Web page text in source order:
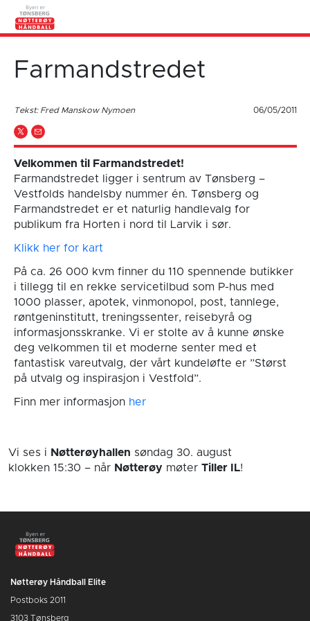
Farmandstredet
Tekst: Fred Manskow Nymoen 06/05/2011
Velkommen til Farmandstredet!
Farmandstredet ligger i sentrum av Tønsberg –
Vestfolds handelsby nummer én. Tønsberg og
Farmandstredet er et naturlig handlevalg for
publikum fra Horten i nord til Larvik i sør.
Klikk her for kart
På ca. 26 000 kvm finner du 110 spennende butikker
i tillegg til en rekke servicetilbud som P-hus med
1000 plasser, apotek, vinmonopol, post, tannlege,
røntgeninstitutt, treningssenter, reisebyrå og
informasjonsskranke. Vi er stolte av å kunne ønske
deg velkommen til et moderne senter med et
fantastisk vareutvalg, der vårt kundeløfte er ”Størst
på utvalg og inspirasjon i Vestfold”.
Finn mer informasjon her
Vi ses i Nøtterøyhallen søndag 30. august
klokken 15:30 – når Nøtterøy møter Tiller IL!
Nøtterøy Håndball Elite
Postboks 2011
3103 Tønsberg